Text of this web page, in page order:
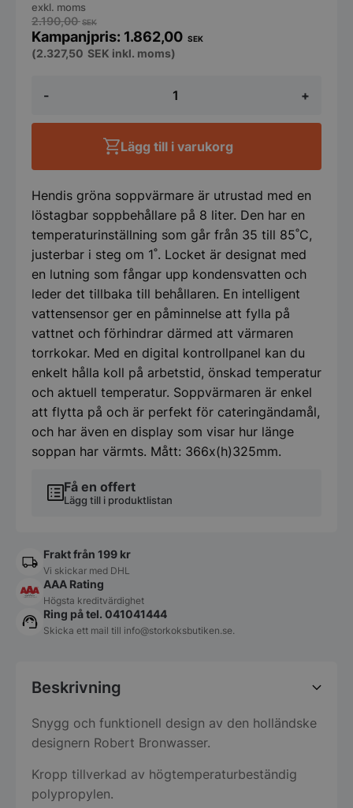
-
Soppvärmare
l
500W
+
2.190,00SEK
1.862,00 SEK
exkl. moms
(2.327,50 SEK inkl. moms)
Få en offert
Lägg till i produktlistan
Lägg till i varukorg
Hendis gröna soppvärmare är utrustad med en
löstagbar soppbehållare på 8 liter. Den har en
temperaturinställning som går från 35 till 85˚C,
justerbar i steg om 1˚. Locket är designat med
en lutning som fångar upp kondensvatten och
leder det tillbaka till behållaren. En intelligent
vattensensor ger en påminnelse att fylla på
vattnet och förhindrar därmed att värmaren
torrkokar. Med en digital kontrollpanel kan du
enkelt hålla koll på arbetstid, önskad temperatur
och aktuell temperatur. Soppvärmaren är enkel
att flytta på och är perfekt för cateringändamål,
och har även en display som visar hur länge
soppan har värmts. Mått: 366x(h)325mm.
Frakt från 199 kr
Vi skickar med DHL
AAA Rating
Högsta kreditvärdighet
Ring på tel. 041041444
Skicka ett mail till info@storkoksbutiken.se.
Beskrivning
Snygg och funktionell design av den holländske
designern Robert Bronwasser.
Kropp tillverkad av högtemperaturbeständig
polypropylen.